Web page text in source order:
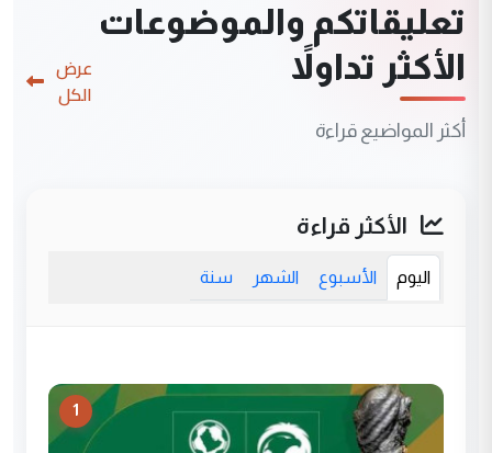
تعليقاتكم والموضوعات
الأكثر تداولاً
أكثر المواضيع قراءة
عرض
الكل
الأكثر قراءة
اليوم الأسبوع الشهر سنة
1